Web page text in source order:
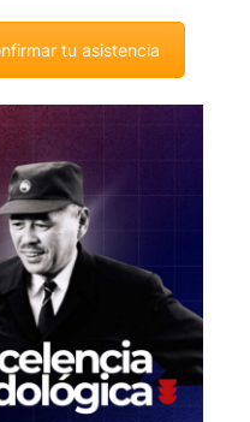
tu asistencia